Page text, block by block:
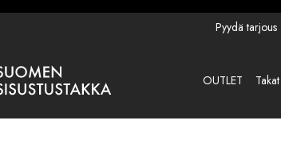
Pyydä tarjous
OUTLET Takat